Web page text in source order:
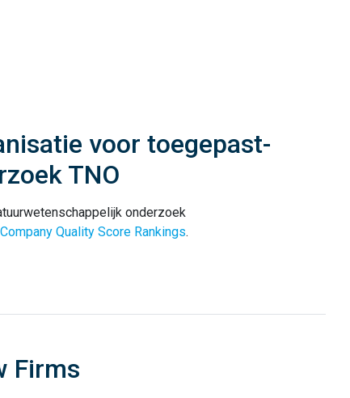
voor toegepast-
TNO
onderzoek
Company Quality Score Rankings.
Firms